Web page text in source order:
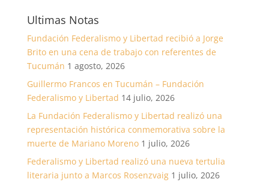
Ultimas Notas
Fundación Federalismo y Libertad recibió a Jorge
Brito en una cena de trabajo con referentes de
Tucumán 1 agosto, 2026
Guillermo Francos en Tucumán – Fundación
Federalismo y Libertad 14 julio, 2026
La Fundación Federalismo y Libertad realizó una
representación histórica conmemorativa sobre la
muerte de Mariano Moreno 1 julio, 2026
Federalismo y Libertad realizó una nueva tertulia
literaria junto a Marcos Rosenzvaig 1 julio, 2026